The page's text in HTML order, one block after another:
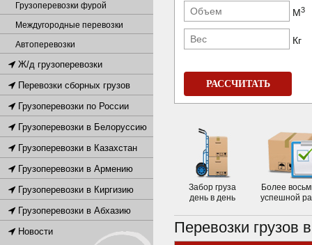
М3
Кг
РАССЧИТАТЬ
Забор груза
день в день
Более
успешной
Перевозки грузов
Грузоперевозки фурой
Междугородные перевозки
Автоперевозки
Ж/д грузоперевозки
Перевозки сборных грузов
Грузоперевозки по России
Грузоперевозки в Белоруссию
Грузоперевозки в Казахстан
Грузоперевозки в Армению
Грузоперевозки в Киргизию
Грузоперевозки в Абхазию
Новости